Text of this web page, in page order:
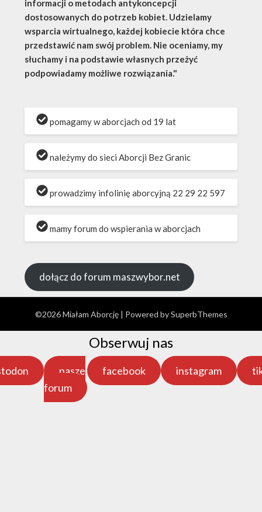
informacji o metodach antykoncepcji
dostosowanych do potrzeb kobiet. Udzielamy
wsparcia wirtualnego, każdej kobiecie która chce
przedstawić nam swój problem. Nie oceniamy, my
słuchamy i na podstawie własnych przeżyć
podpowiadamy możliwe rozwiązania."
pomagamy w aborcjach od 19 lat
należymy do sieci Aborcji Bez Granic
prowadzimy infolinię aborcyjną 22 29 22 597
mamy forum do wspierania w aborcjach
dołącz do forum maszwybor.net
©2026 Miałam Aborcję | Powered bySuperbThemes
Obserwuj nas
nasze
forum
facebook instagram